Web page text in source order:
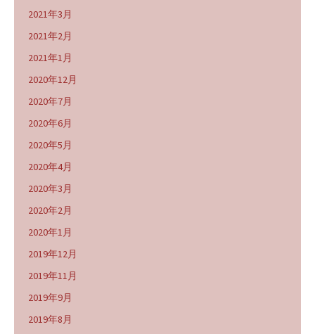
2021年3月
2021年2月
2021年1月
2020年12月
2020年7月
2020年6月
2020年5月
2020年4月
2020年3月
2020年2月
2020年1月
2019年12月
2019年11月
2019年9月
2019年8月